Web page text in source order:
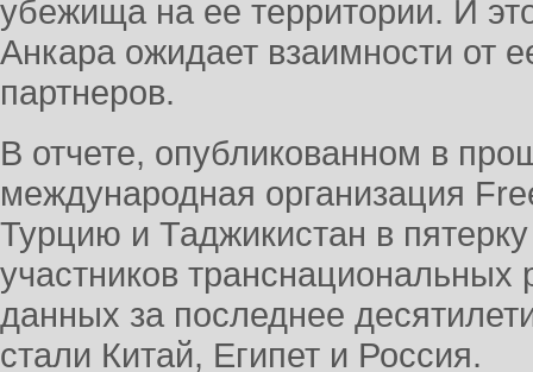
убежища на ее территории. И
Анкара ожидает взаимности от
партнеров.
В отчете, опубликованном в
международная организация
Турцию и Таджикистан в
участников транснациональных
данных за последнее
стали Китай, Египет и Россия.